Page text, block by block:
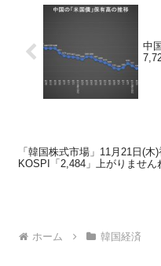
中
「韓国株式市場」11月21日(木)
KOSPI「2,484」上がりません
ホーム 韓国経済